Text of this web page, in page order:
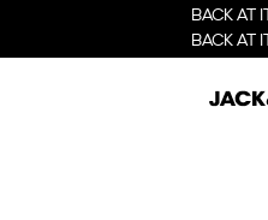
BACK AT
BACK AT